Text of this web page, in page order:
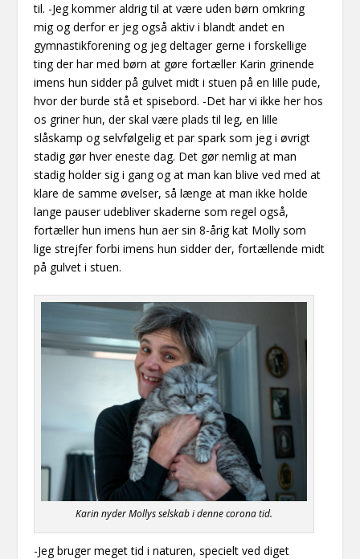
til. -Jeg kommer aldrig til at være uden børn omkring
mig og derfor er jeg også aktiv i blandt andet en
gymnastikforeningog jeg deltager gerne i forskellige
ting der har med børn at gøre fortæller Karin grinende
imens hun sidder på gulvet midt i stuen på en lille pude,
hvor der burde stå et spisebord. -Det har vi ikke her hos
os griner hun, der skal være plads til leg, en lille
slåskamp og selvfølgelig et par spark som jeg i øvrigt
stadig gør hver eneste dag. Det gør nemlig at man
stadig holder sig i gang og at man kan blive ved med at
klare de samme øvelser, så længe at man ikke holde
lange pauser udebliver skaderne som regel også,
fortæller hun imens hun aer sin8-årigkat Molly som
lige strejfer forbi imens hun sidder der, fortællende midt
på gulvet i stuen.
Karin nyder Mollys selskab i denne corona tid.
-Jeg bruger meget tid i naturen, specielt ved diget